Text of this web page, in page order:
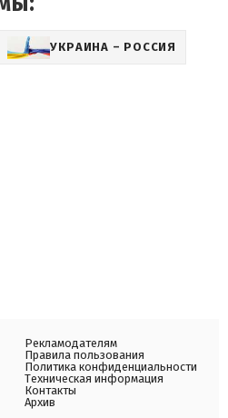
УКРАИНА – РОССИЯ
Рекламодателям
Правила пользования
Политика конфиденциальности
Техническая информация
Контакты
Архив